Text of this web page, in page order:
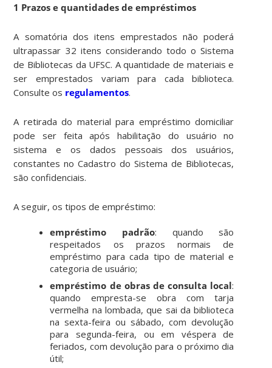
1 Prazos e quantidades de empréstimos
A somatória dos itens emprestados não poderá
ultrapassar 32 itens considerando todo o Sistema
de Bibliotecas da UFSC. A quantidade de materiais e
ser emprestados variam para cada biblioteca.
Consulte os regulamentos.
A retirada do material para empréstimo domiciliar
pode ser feita após habilitação do usuário no
sistema e os dados pessoais dos usuários,
constantes no Cadastro do Sistema de Bibliotecas,
são confidenciais.
A seguir, os tipos de empréstimo:
empréstimo padrão: quando são
respeitados os prazos normais de
empréstimo para cada tipo de material e
categoria de usuário;
empréstimo de obras de consulta local:
quando empresta-se obra com tarja
vermelha na lombada, que sai da biblioteca
na sexta-feira ou sábado, com devolução
para segunda-feira, ou em véspera de
feriados, com devolução para o próximo dia
útil;